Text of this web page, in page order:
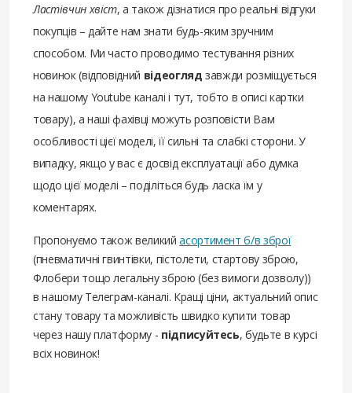
Ластівчин хвіст, а також дізнатися про реальні відгуки
покупців – дайте нам знати будь-яким зручним
способом. Ми часто проводимо тестування різних
новинок (відповідний відеогляд завжди розміщується
на нашому Youtube каналі і тут, тобто в описі картки
товару), а наші фахівці можуть розповісти Вам
особливості цієї моделі, її сильні та слабкі сторони. У
випадку, якщо у вас є досвід експлуатації або думка
щодо цієї моделі – поділіться будь ласка їм у
коментарях.
Пропонуємо також великийасортимент б/в зброї
(пневматичні гвинтівки, пістолети, стартову зброю,
Флобери тощо легальну зброю (без вимоги дозволу))
в нашому Телеграм-каналі. Кращі ціни, актуальний опис
стану товару та можливість швидко купити товар
через нашу платформу - підписуйтесь, будьте в курсі
всіх новинок!